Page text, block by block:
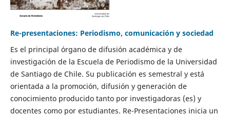
Re-presentaciones: Periodismo, comunicación y sociedad
Es el principal órgano de difusión académica y de
investigación de la Escuela de Periodismo de la Universidad
de Santiago de Chile. Su publicación es semestral y está
orientada a la promoción, difusión y generación de
conocimiento producido tanto por investigadoras (es) y
docentes como por estudiantes. Re-Presentaciones inicia un